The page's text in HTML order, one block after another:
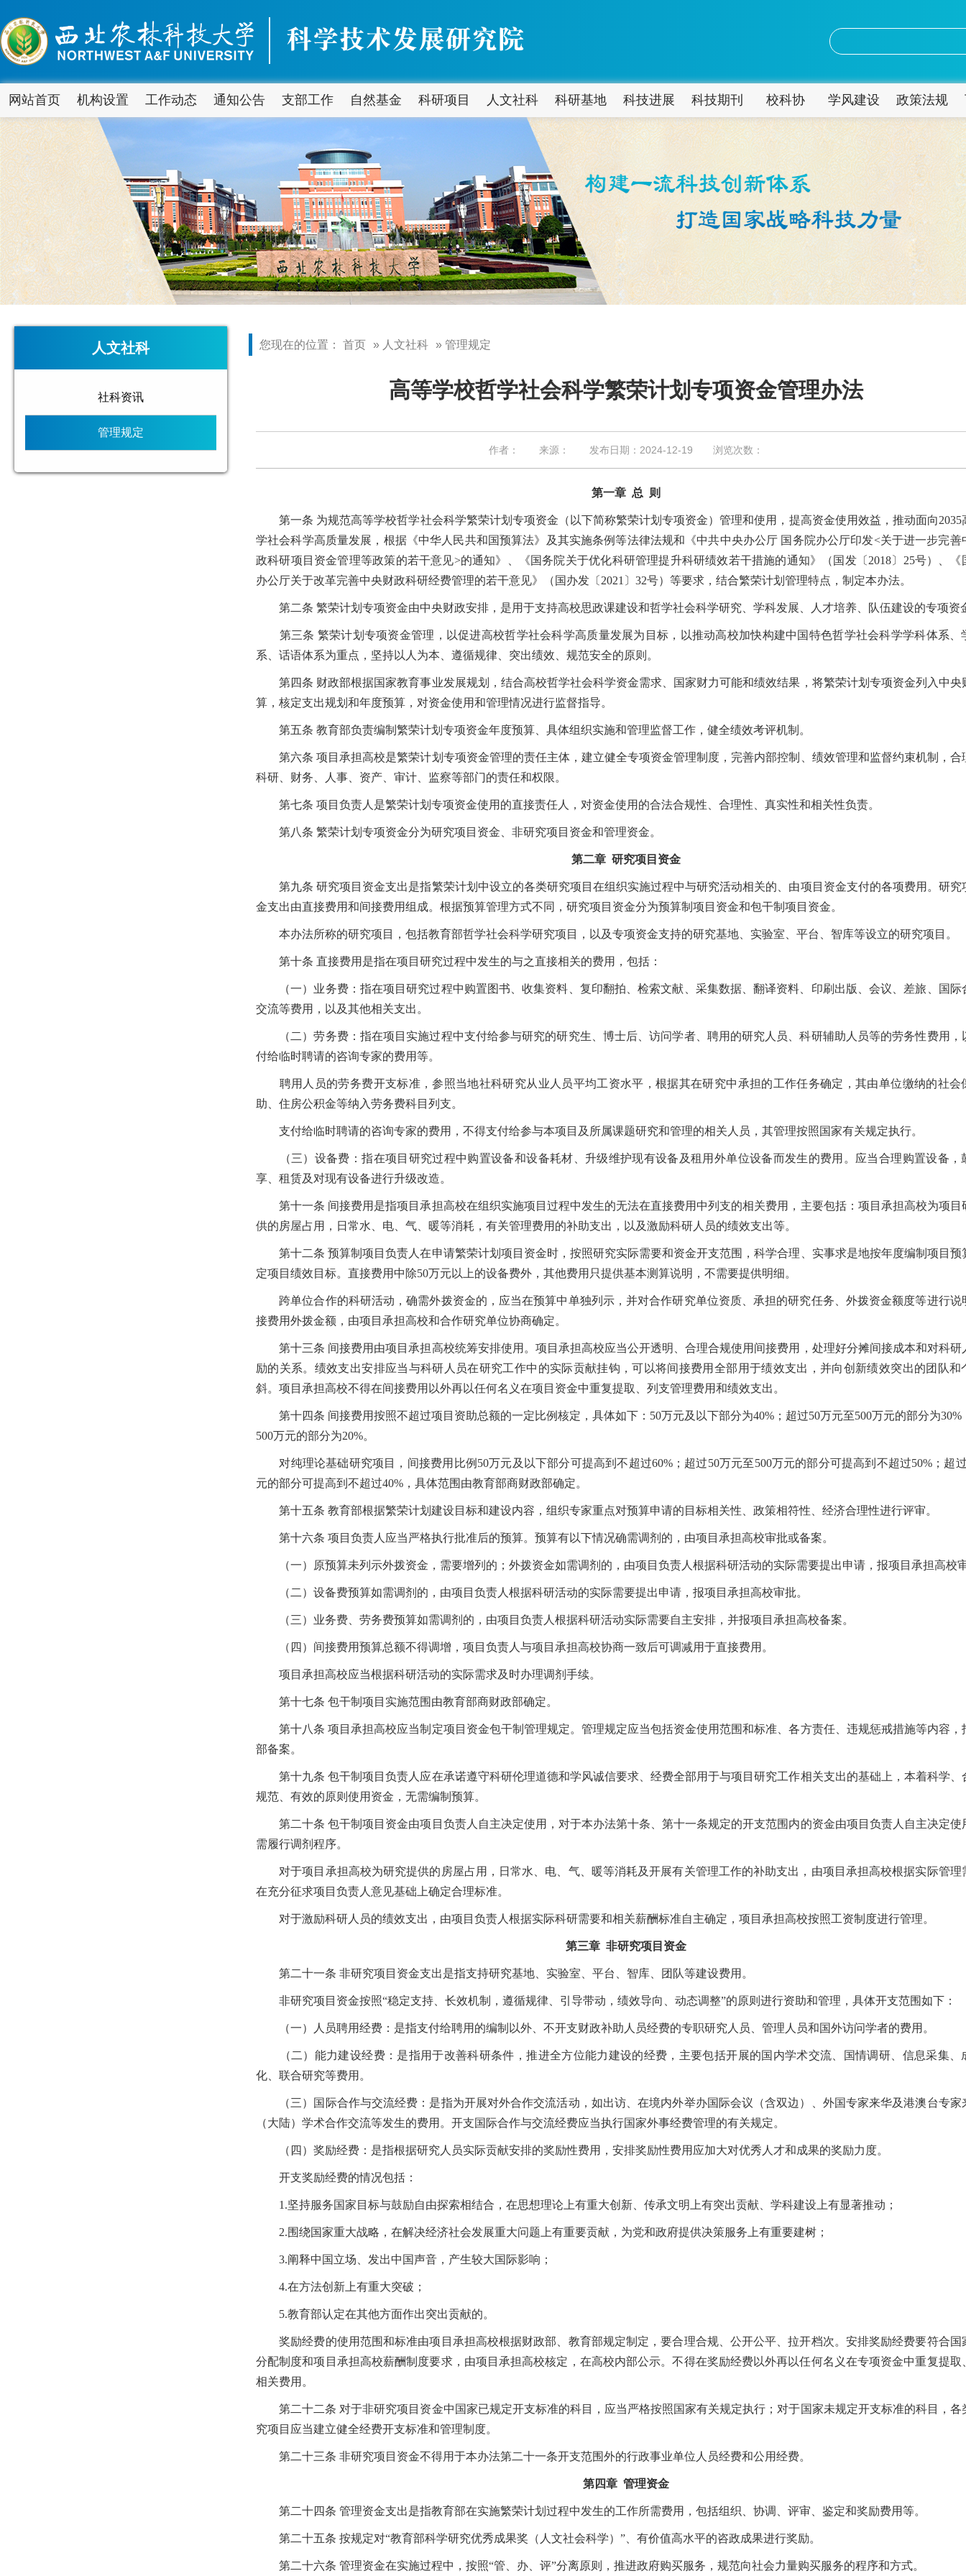
网站首页 机构设置 工作动态 通知公告 支部工作 自然基金 科研项目 人文社科 科研基地 科技进展 科技期刊 校科协 学风建设 政策法规
人文社科
社科资讯
管理规定
您现在的位置： 首页 » 人文社科 » 管理规定
高等学校哲学社会科学繁荣计划专项资金管理办法
作者： 来源： 发布日期：2024-12-19 浏览次数：
第一章 总 则
第一条 为规范高等学校哲学社会科学繁荣计划专项资金（以下简称繁荣计划专项资金）管理和使用，提高资金使用效益，推动面向2035
学社会科学高质量发展，根据《中华人民共和国预算法》及其实施条例等法律法规和《中共中央办公厅 国务院办公厅印发<关于进一步完善
政科研项目资金管理等政策的若干意见>的通知》、《国务院关于优化科研管理提升科研绩效若干措施的通知》（国发〔 2018〕 25号）、《
办公厅关于改革完善中央财政科研经费管理的若干意见》（国办发〔 2021 〕 32号）等要求，结合繁荣计划管理特点，制定本办法。
第二条 繁荣计划专项资金由中央财政安排，是用于支持高校思政课建设和哲学社会科学研究、学科发展、人才培养、队伍建设的专项资
第三条 繁荣计划专项资金管理，以促进高校哲学社会科学高质量发展为目标，以推动高校加快构建中国特色哲学社会科学学科体系、
系、话语体系为重点，坚持以人为本、遵循规律、突出绩效、规范安全的原则。
第四条 财政部根据国家教育事业发展规划，结合高校哲学社会科学资金需求、国家财力可能和绩效结果，将繁荣计划专项资金列入中央
算，核定支出规划和年度预算，对资金使用和管理情况进行监督指导。
第五条 教育部负责编制繁荣计划专项资金年度预算、具体组织实施和管理监督工作，健全绩效考评机制。
第六条 项目承担高校是繁荣计划专项资金管理的责任主体，建立健全专项资金管理制度，完善内部控制、绩效管理和监督约束机制，合
科研、财务、人事、资产、审计、监察等部门的责任和权限。
第七条 项目负责人是繁荣计划专项资金使用的直接责任人，对资金使用的合法合规性、合理性、真实性和相关性负责。
第八条 繁荣计划专项资金分为研究项目资金、非研究项目资金和管理资金。
第二章 研究项目资金
第九条 研究项目资金支出是指繁荣计划中设立的各类研究项目在组织实施过程中与研究活动相关的、由项目资金支付的各项费用。研究
金支出由直接费用和间接费用组成。根据预算管理方式不同，研究项目资金分为预算制项目资金和包干制项目资金。
本办法所称的研究项目，包括教育部哲学社会科学研究项目，以及专项资金支持的研究基地、实验室、平台、智库等设立的研究项目。
第十条 直接费用是指在项目研究过程中发生的与之直接相关的费用，包括：
（一）业务费：指在项目研究过程中购置图书、收集资料、复印翻拍、检索文献、采集数据、翻译资料、印刷出版、会议、差旅、国际
交流等费用，以及其他相关支出。
（二）劳务费：指在项目实施过程中支付给参与研究的研究生、博士后、访问学者、聘用的研究人员、科研辅助人员等的劳务性费用，
付给临时聘请的咨询专家的费用等。
聘用人员的劳务费开支标准，参照当地社科研究从业人员平均工资水平，根据其在研究中承担的工作任务确定，其由单位缴纳的社会
助、住房公积金等纳入劳务费科目列支。
支付给临时聘请的咨询专家的费用，不得支付给参与本项目及所属课题研究和管理的相关人员，其管理按照国家有关规定执行。
（三）设备费：指在项目研究过程中购置设备和设备耗材、升级维护现有设备及租用外单位设备而发生的费用。应当合理购置设备，
享、租赁及对现有设备进行升级改造。
第十一条 间接费用是指项目承担高校在组织实施项目过程中发生的无法在直接费用中列支的相关费用，主要包括：项目承担高校为项目
供的房屋占用，日常水、电、气、暖等消耗，有关管理费用的补助支出，以及激励科研人员的绩效支出等。
第十二条 预算制项目负责人在申请繁荣计划项目资金时，按照研究实际需要和资金开支范围，科学合理、实事求是地按年度编制项目预
定项目绩效目标。直接费用中除50万元以上的设备费外，其他费用只提供基本测算说明，不需要提供明细。
跨单位合作的科研活动，确需外拨资金的，应当在预算中单独列示，并对合作研究单位资质、承担的研究任务、外拨资金额度等进行说
接费用外拨金额，由项目承担高校和合作研究单位协商确定。
第十三条 间接费用由项目承担高校统筹安排使用。项目承担高校应当公开透明、合理合规使用间接费用，处理好分摊间接成本和对科研
励的关系。绩效支出安排应当与科研人员在研究工作中的实际贡献挂钩，可以将间接费用全部用于绩效支出，并向创新绩效突出的团队和
斜。项目承担高校不得在间接费用以外再以任何名义在项目资金中重复提取、列支管理费用和绩效支出。
第十四条 间接费用按照不超过项目资助总额的一定比例核定，具体如下： 50万元及以下部分为40% ；超过50万元至500万元的部分为30%
500万元的部分为20%。
对纯理论基础研究项目，间接费用比例 50万元及以下部分可提高到不超过60% ；超过50万元至500万元的部分可提高到不超过50% ；超
元的部分可提高到不超过40% ，具体范围由教育部商财政部确定。
第十五条 教育部根据繁荣计划建设目标和建设内容，组织专家重点对预算申请的目标相关性、政策相符性、经济合理性进行评审。
第十六条 项目负责人应当严格执行批准后的预算。预算有以下情况确需调剂的，由项目承担高校审批或备案。
（一）原预算未列示外拨资金，需要增列的；外拨资金如需调剂的，由项目负责人根据科研活动的实际需要提出申请，报项目承担高校
（二）设备费预算如需调剂的，由项目负责人根据科研活动的实际需要提出申请，报项目承担高校审批。
（三）业务费、劳务费预算如需调剂的，由项目负责人根据科研活动实际需要自主安排，并报项目承担高校备案。
（四）间接费用预算总额不得调增，项目负责人与项目承担高校协商一致后可调减用于直接费用。
项目承担高校应当根据科研活动的实际需求及时办理调剂手续。
第十七条 包干制项目实施范围由教育部商财政部确定。
第十八条 项目承担高校应当制定项目资金包干制管理规定。管理规定应当包括资金使用范围和标准、各方责任、违规惩戒措施等内容，
部备案。
第十九条 包干制项目负责人应在承诺遵守科研伦理道德和学风诚信要求、经费全部用于与项目研究工作相关支出的基础上，本着科学、
规范、有效的原则使用资金，无需编制预算。
第二十条 包干制项目资金由项目负责人自主决定使用，对于本办法第十条、第十一条规定的开支范围内的资金由项目负责人自主决定使
需履行调剂程序。
对于项目承担高校为研究提供的房屋占用，日常水、电、气、暖等消耗及开展有关管理工作的补助支出，由项目承担高校根据实际管理
在充分征求项目负责人意见基础上确定合理标准。
对于激励科研人员的绩效支出，由项目负责人根据实际科研需要和相关薪酬标准自主确定，项目承担高校按照工资制度进行管理。
第三章 非研究项目资金
第二十一条 非研究项目资金支出是指支持研究基地、实验室、平台、智库、团队等建设费用。
非研究项目资金按照“稳定支持、长效机制，遵循规律、引导带动，绩效导向、动态调整”的原则进行资助和管理，具体开支范围如下：
（一）人员聘用经费：是指支付给聘用的编制以外、不开支财政补助人员经费的专职研究人员、管理人员和国外访问学者的费用。
（二）能力建设经费：是指用于改善科研条件，推进全方位能力建设的经费，主要包括开展的国内学术交流、国情调研、信息采集、
化、联合研究等费用。
（三）国际合作与交流经费：是指为开展对外合作交流活动，如出访、在境内外举办国际会议（含双边）、外国专家来华及港澳台专家
（大陆）学术合作交流等发生的费用。开支国际合作与交流经费应当执行国家外事经费管理的有关规定。
（四）奖励经费：是指根据研究人员实际贡献安排的奖励性费用，安排奖励性费用应加大对优秀人才和成果的奖励力度。
开支奖励经费的情况包括：
1.坚持服务国家目标与鼓励自由探索相结合，在思想理论上有重大创新、传承文明上有突出贡献、学科建设上有显著推动；
2.围绕国家重大战略，在解决经济社会发展重大问题上有重要贡献，为党和政府提供决策服务上有重要建树；
3.阐释中国立场、发出中国声音，产生较大国际影响；
4.在方法创新上有重大突破；
5.教育部认定在其他方面作出突出贡献的。
奖励经费的使用范围和标准由项目承担高校根据财政部、教育部规定制定，要合理合规、公开公平、拉开档次。安排奖励经费要符合国
分配制度和项目承担高校薪酬制度要求，由项目承担高校核定，在高校内部公示。不得在奖励经费以外再以任何名义在专项资金中重复提取
相关费用。
第二十二条 对于非研究项目资金中国家已规定开支标准的科目，应当严格按照国家有关规定执行；对于国家未规定开支标准的科目，各
究项目应当建立健全经费开支标准和管理制度。
第二十三条 非研究项目资金不得用于本办法第二十一条开支范围外的行政事业单位人员经费和公用经费。
第四章 管理资金
第二十四条 管理资金支出是指教育部在实施繁荣计划过程中发生的工作所需费用，包括组织、协调、评审、鉴定和奖励费用等。
第二十五条 按规定对“教育部科学研究优秀成果奖（人文社会科学） ” 、有价值高水平的咨政成果进行奖励。
第二十六条 管理资金在实施过程中，按照“管、办、评”分离原则，推进政府购买服务，规范向社会力量购买服务的程序和方式。